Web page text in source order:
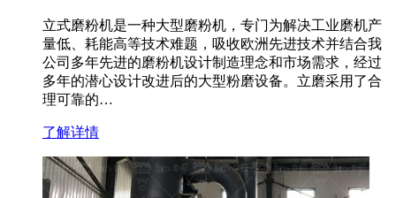
立式磨粉机是一种大型磨粉机，专门为解决工业磨机产
量低、耗能高等技术难题，吸收欧洲先进技术并结合我
公司多年先进的磨粉机设计制造理念和市场需求，经过
多年的潜心设计改进后的大型粉磨设备。立磨采用了合
理可靠的…
了解详情